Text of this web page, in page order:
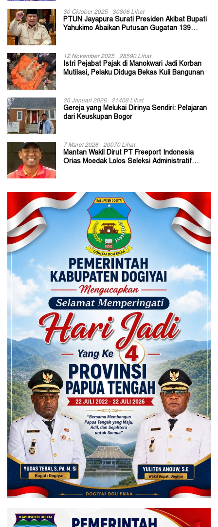
30 Oktober 2025 30806 Lihat
PTUN Jayapura Surati Presiden Akibat Bupati
Yahukimo Abaikan Putusan Gugatan 139
12 November 2025 28590 Lihat
Istri Pejabat Pajak di Manokwari Jadi Korban
Mutilasi, Pelaku Diduga Bekas Kuli Bangunan
20 Januari 2026 21408 Lihat
Gereja yang Melukai Dirinya Sendiri: Pelajaran
dari Keuskupan Bogor
7 Maret 2026 20070 Lihat
Mantan Wakil Dirut PT Freeport Indonesia
Orias Moedak Lolos Seleksi Administratif